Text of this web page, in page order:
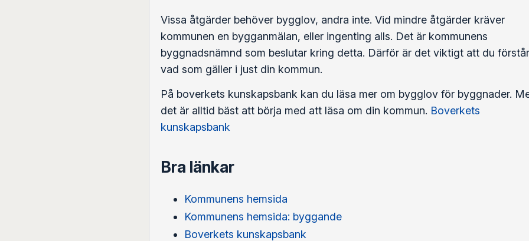
Vissa åtgärder behöver bygglov, andra inte. Vid mindre åtgärder kräver
kommunen en bygganmälan, eller ingenting alls. Det är kommunens
byggnadsnämnd som beslutar kring detta. Därför är det viktigt att du förstår
vad som gäller i just din kommun.
På boverkets kunskapsbank kan du läsa mer om bygglov för byggnader.
det är alltid bäst att börja med att läsa om din kommun. Boverkets
kunskapsbank
Bra länkar
Kommunens hemsida
Kommunens hemsida: byggande
Boverkets kunskapsbank